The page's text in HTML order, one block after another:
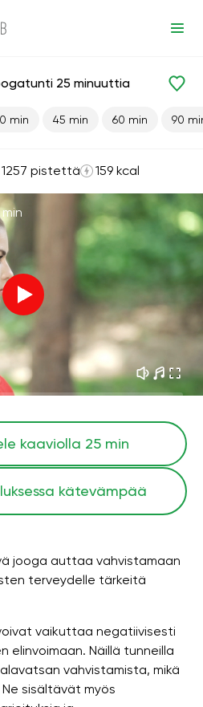
25 minuuttia
min 45 min 60 min 90
1257 pistettä 159 kcal
kaaviolla 25 min
kätevämpää
jooga auttaa vahvistamaan
terveydelle tärkeitä
vaikuttaa negatiivisesti
elinvoimaan. Näillä tunneilla
vahvistamista, mikä
sisältävät myös